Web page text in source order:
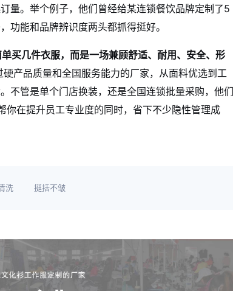
。举个例子，他们曾经给某连锁餐饮品牌定制了5
功能和品牌辨识度两头都抓得挺好。
买几件衣服，而是一场兼顾舒适、耐用、安全、形
产品质量和全国服务能力的厂家，从面料优选到工
不管是单个门店换装，还是全国连锁批量采购，他们
你在提升员工专业度的同时，省下不少隐性管理成
洗 挺括不皱